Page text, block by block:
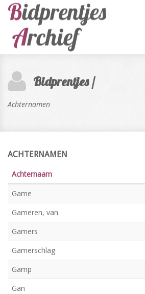
Bidprentjes /
Achternamen
ACHTERNAMEN
Achternaam
Game
Gameren, van
Gamers
Gamerschlag
Gamp
Gan